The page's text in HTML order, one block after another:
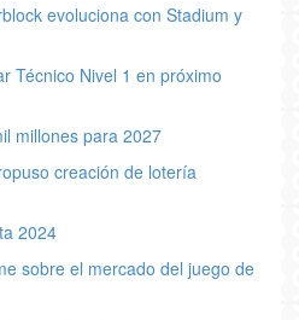
evoluciona con Stadium y
Técnico Nivel 1 en próximo
millones para 2027
creación de lotería
2024
sobre el mercado del juego de